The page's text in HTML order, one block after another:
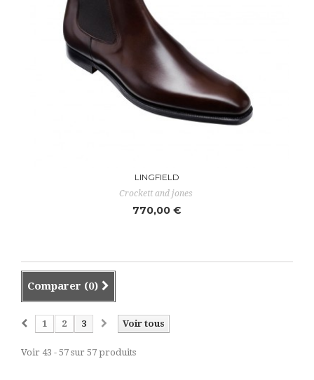
LINGFIELD
Crockett and jones
770,00 €
Comparer (0)
Voir tous
1 2 3
Voir 43 - 57 sur 57 produits